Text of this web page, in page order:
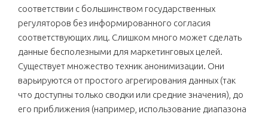
соответствии с большинством государственных
регуляторов без информированного согласия
соответствующих лиц. Слишком много может сделать
данные бесполезными для маркетинговых целей.
Существует множество техник анонимизации. Они
варьируются от простого агрегирования данных (так
что доступны только сводки или средние значения), до
его приближения (например, использование диапазона